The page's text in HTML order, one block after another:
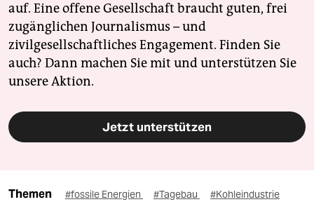
auf. Eine offene Gesellschaft braucht guten, frei
zugänglichen Journalismus – und
zivilgesellschaftliches Engagement. Finden Sie
auch? Dann machen Sie mit und unterstützen Sie
unsere Aktion.
Jetzt unterstützen
Themen #fossile Energien #Tagebau #Kohleindustrie